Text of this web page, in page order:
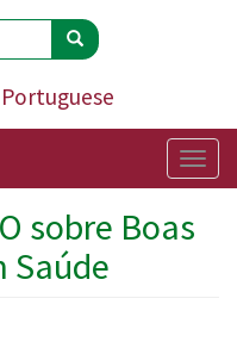
Pesquisar
Portuguese
sobre Boas
Saúde